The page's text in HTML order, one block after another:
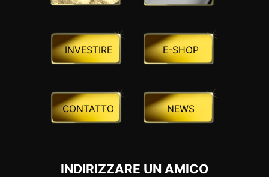
Individua
INVESTIRE E-SHOP
CONTATTO NEWS
INDIRIZZARE UN AMICO